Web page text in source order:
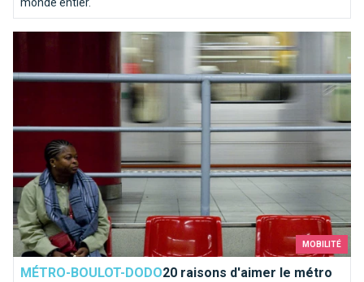
monde entier.
MOBILITÉ
MÉTRO-BOULOT-DODO20 raisons d'aimer le métro
20 raisons d'aimer le métro